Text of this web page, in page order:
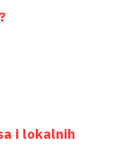
i lokalnih